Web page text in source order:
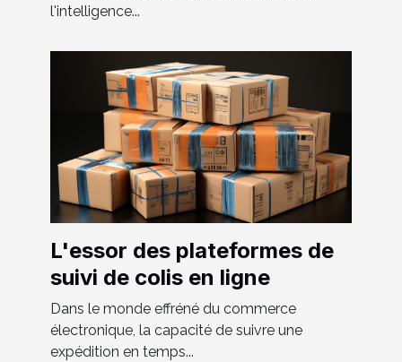
l'intelligence...
L'essor des plateformes de
suivi de colis en ligne
Dans le monde effréné du commerce
électronique, la capacité de suivre une
expédition en temps...